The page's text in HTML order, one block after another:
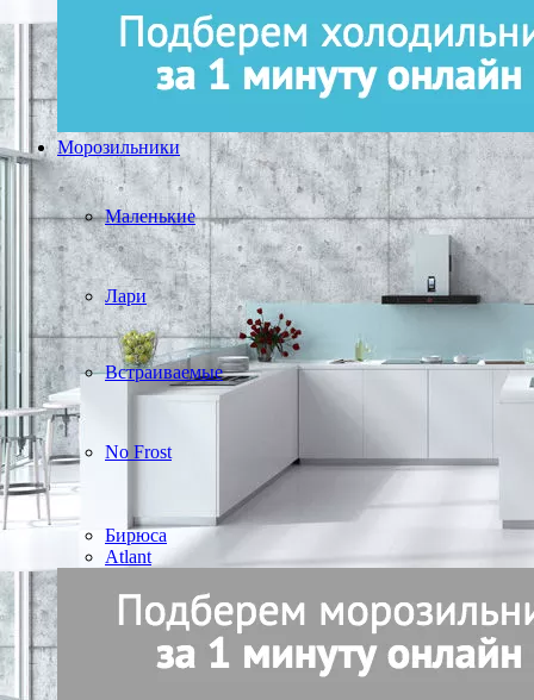
Морозильники
Маленькие
Лари
Встраиваемые
No Frost
Бирюса
Atlant